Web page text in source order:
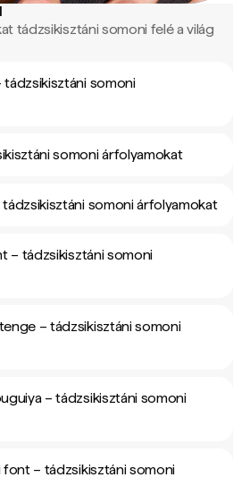
tádzsikisztáni somoni felé a világ
tádzsikisztáni somoni
somoni árfolyamokat
somoni árfolyamokat
– tádzsikisztáni somoni
– tádzsikisztáni somoni
– tádzsikisztáni somoni
font – tádzsikisztáni somoni